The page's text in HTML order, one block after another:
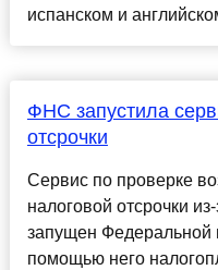
испанском и
ФНС запустила
отсрочки
Сервис по проверке
налоговой отсрочки
запущен
помощью него